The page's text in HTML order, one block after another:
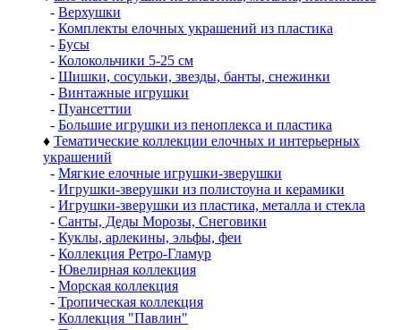
- Верхушки
- Комплекты елочных украшений из пластика
- Бусы
- Колокольчики 5-25 см
- Шишки, сосульки, звезды, банты, снежинки
- Винтажные игрушки
- Пуансеттии
- Большие игрушки из пеноплекса и пластика
♦ Тематические коллекции елочных и интерьерных
украшений
- Мягкие елочные игрушки-зверушки
- Игрушки-зверушки из полистоуна и керамики
- Игрушки-зверушки из пластика, металла и стекла
- Санты, Деды Морозы, Снеговики
- Куклы, арлекины, эльфы, феи
- Коллекция Ретро-Гламур
- Ювелирная коллекция
- Морская коллекция
- Тропическая коллекция
- Коллекция "Павлин"